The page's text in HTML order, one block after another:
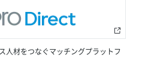
人材をつなぐマッチングプラットフ